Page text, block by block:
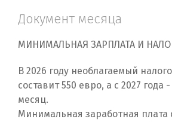
Документ месяца
МИНИМАЛЬНАЯ ЗАРПЛАТА И
В 2026 году необлагаемый
составит 550 евро, а с 2027 года
месяц.
Минимальная заработная плата